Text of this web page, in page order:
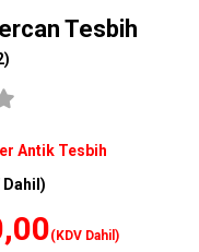
Tesbih
Antik Tesbih
Dahil)
(KDV Dahil)